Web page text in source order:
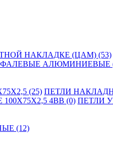
НАКЛАДКЕ (ЦАМ) (53)
ФАЛЕВЫЕ АЛЮМИНИЕВЫЕ
(25) ПЕТЛИ
4BB (0) ПЕТЛИ
(12)